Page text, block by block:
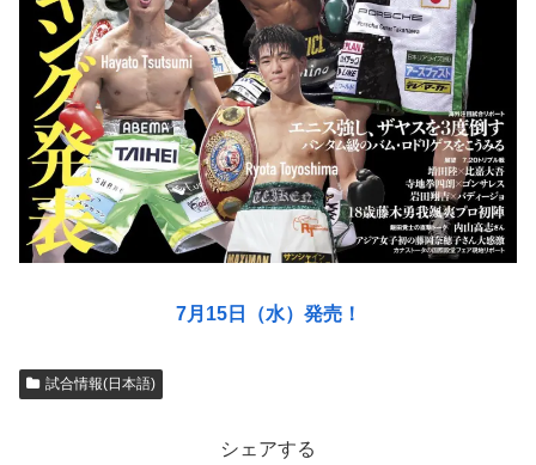
7月15日（水）発売！
試合情報(日本語)
シェアする